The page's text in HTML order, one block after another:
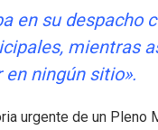
en su despacho
mientras
en ningún sitio».
urgente de un Pleno